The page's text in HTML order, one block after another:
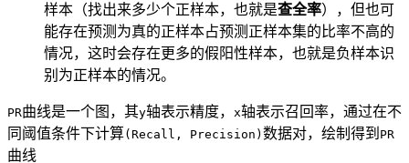
样本（找出来多少个正样本，也就是查全率），但也可
能存在预测为真的正样本占预测正样本集的比率不高的
情况，这时会存在更多的假阳性样本，也就是负样本识
别为正样本的情况。
PR曲线是一个图，其y轴表示精度， x轴表示召回率，通过在不
同阈值条件下计算(Recall, Precision) 数据对，绘制得到 PR
曲线